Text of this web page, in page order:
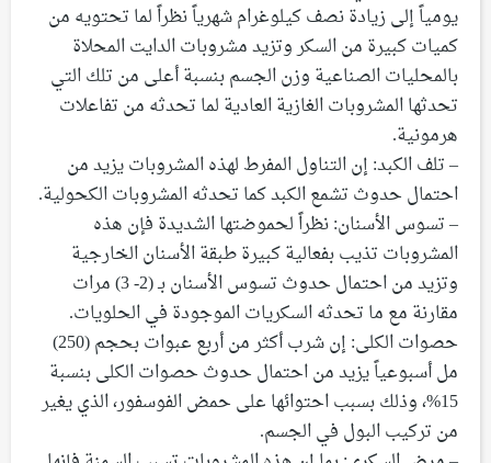
يومياً إلى زيادة نصف كيلوغرام شهرياً نظراً لما تحتويه من
كميات كبيرة من السكر وتزيد مشروبات الدايت المحلاة
بالمحليات الصناعية وزن الجسم بنسبة أعلى من تلك التي
تحدثها المشروبات الغازية العادية لما تحدثه من تفاعلات
هرمونية.
– تلف الكبد: إن التناول المفرط لهذه المشروبات يزيد من
احتمال حدوث تشمع الكبد كما تحدثه المشروبات الكحولية.
– تسوس الأسنان: نظراً لحموضتها الشديدة فإن هذه
المشروبات تذيب بفعالية كبيرة طبقة الأسنان الخارجية
وتزيد من احتمال حدوث تسوس الأسنان بـ (2- 3) مرات
مقارنة مع ما تحدثه السكريات الموجودة في الحلويات.
حصوات الكلى: إن شرب أكثر من أربع عبوات بحجم (250)
مل أسبوعياً يزيد من احتمال حدوث حصوات الكلى بنسبة
15%، وذلك بسبب احتوائها على حمض الفوسفور، الذي يغير
من تركيب البول في الجسم.